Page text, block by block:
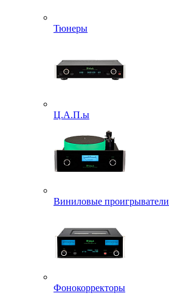
Тюнеры
Ц.А.П.ы
Виниловые проигрыватели
Фонокорректоры